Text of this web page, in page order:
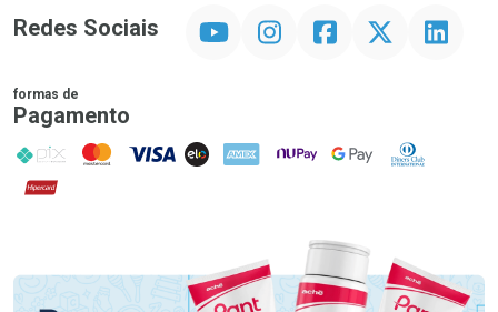
Redes Sociais InstagramFacebookTwitter Linkedin
formas de
Pagamento
PIX MasterCard
VISA ELO AMEX NuPay Google PayDiners Club
Hipercard
Promoção em Destaque